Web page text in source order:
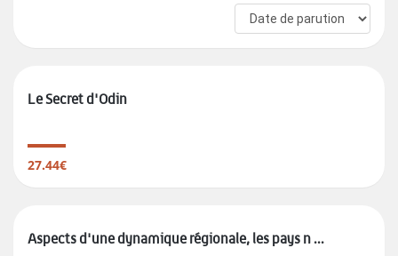
Le Secret d'Odin
27.44€
Aspects d'une dynamique régionale, les pays n ...